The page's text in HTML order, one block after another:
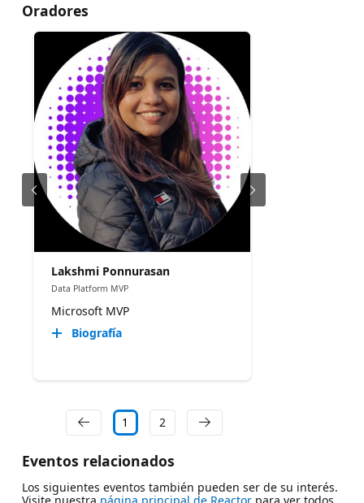
Oradores
Lakshmi Ponnurasan
Data Platform MVP
Microsoft MVP
Biografía
1 2
Eventos relacionados
Los siguientes eventos también pueden ser de su interés.
Visite nuestra página principal de Reactorpara ver todos